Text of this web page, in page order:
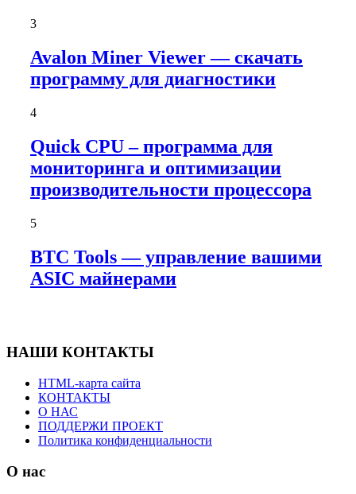
3
Avalon Miner Viewer — скачать
программу для диагностики
4
Quick CPU – программа для
мониторинга и оптимизации
производительности процессора
5
BTC Tools — управление вашими
ASIC майнерами
НАШИ КОНТАКТЫ
HTML-карта сайта
КОНТАКТЫ
О НАС
ПОДДЕРЖИ ПРОЕКТ
Политика конфиденциальности
О нас